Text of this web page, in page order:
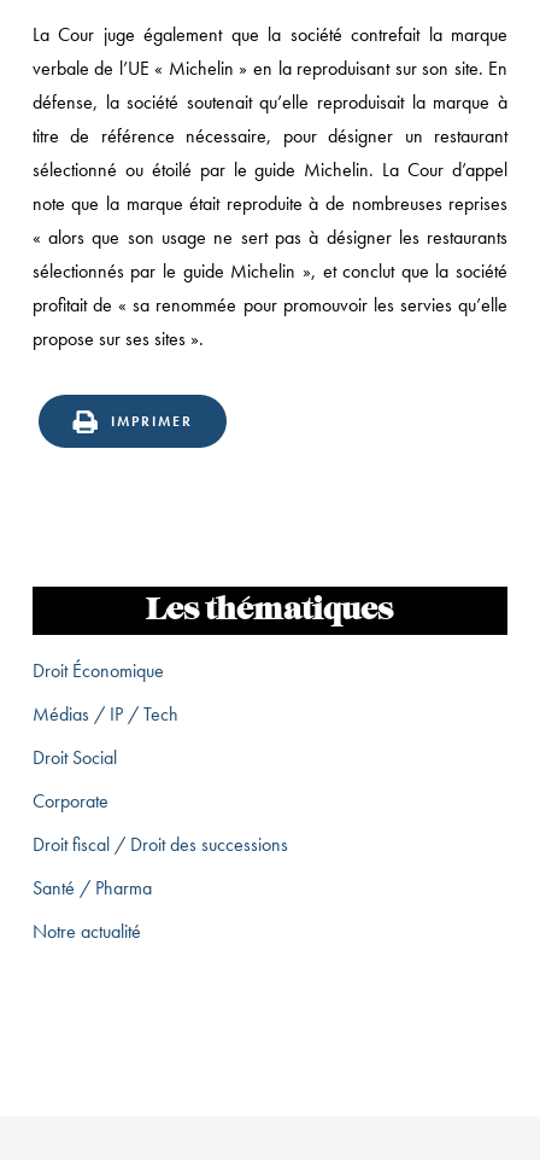
La Cour juge également que la société contrefait la marque
verbale de l’UE « Michelin » en la reproduisant sur son site. En
défense, la société soutenait qu’elle reproduisait la marque à
titre de référence nécessaire, pour désigner un restaurant
sélectionné ou étoilé par le guide Michelin. La Cour d’appel
note que la marque était reproduite à de nombreuses reprises
« alors que son usage ne sert pas à désigner les restaurants
sélectionnés par le guide Michelin », et conclut que la société
profitait de « sa renommée pour promouvoir les servies qu’elle
propose sur ses sites ».
IMPRIMER
Les thématiques
Droit Économique
Médias / IP / Tech
Droit Social
Corporate
Droit fiscal / Droit des successions
Santé / Pharma
Notre actualité